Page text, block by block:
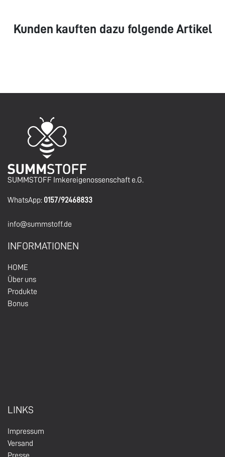
Kunden kauften dazu folgende Artikel
SUMMSTOFF Imkereigenossenschaft e.G.
WhatsApp: 0157/92468833
info@summstoff.de
INFORMATIONEN
HOM E
Über uns
Produkte
Bonus
LINKS
Impressum
Versand